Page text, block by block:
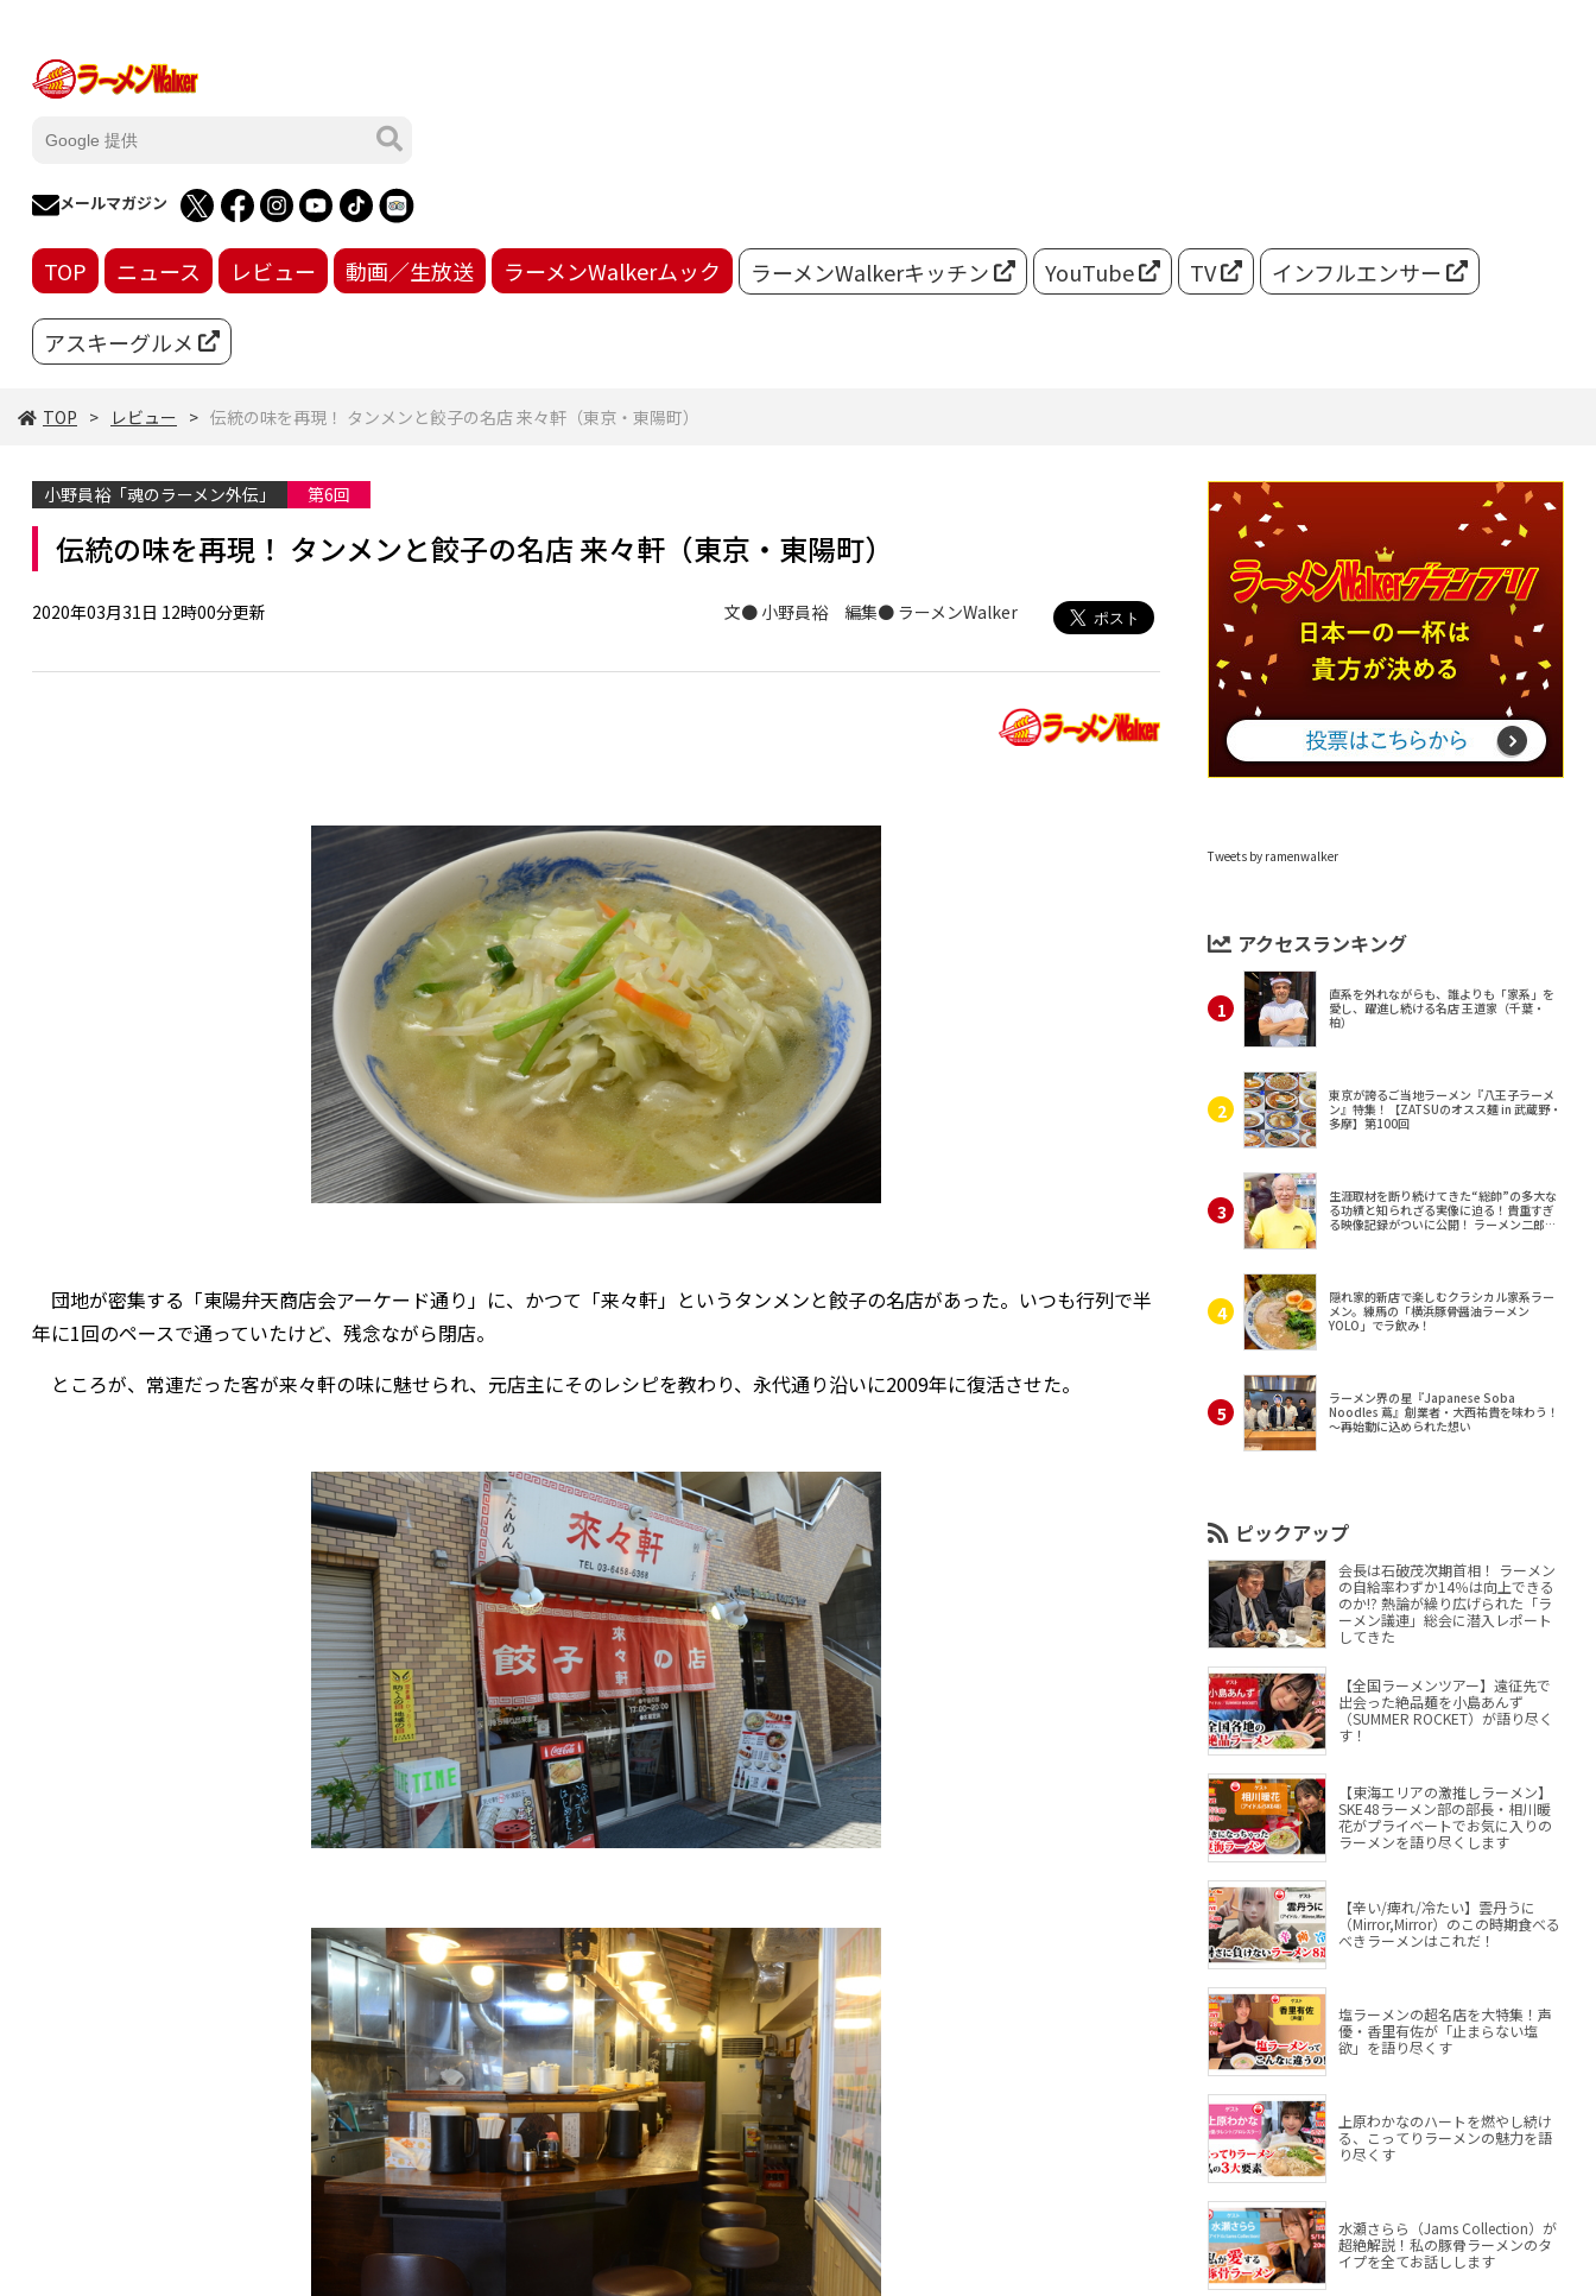
メールマガジン
TOP ニュース レビュー 動画／生放送 ラーメンWalkerムック ラーメンWalkerキッチン YouTube TV インフルエンサー
アスキーグルメ
TOP レビュー 伝統の味を再現！ タンメンと餃子の名店 来々軒（東京・東陽町）
小野員裕「魂のラーメン外伝」 第6回
伝統の味を再現！ タンメンと餃子の名店 来々軒（東京・東陽町）
2020年03月31日 12時00分更新 文● 小野員裕 編集● ラーメンWalker
団地が密集する「東陽弁天商店会アーケード通り」に、かつて「来々軒」というタンメンと餃子の名店があった。いつも行列で半
年に1回のペースで通っていたけど、残念ながら閉店。
ところが、常連だった客が来々軒の味に魅せられ、元店主にそのレシピを教わり、永代通り沿いに2009年に復活させた。
Tweets by ramenwalker
アクセスランキング
直系を外れながらも、誰よりも「家系」を
愛し、躍進し続ける名店 王道家（千葉・
柏）
東京が誇るご当地ラーメン『八王子ラーメ
ン』特集！【ZATSUのオスス麺 in 武蔵野・
多摩】第100回
生涯取材を断り続けてきた“総帥”の多大な
る功績と知られざる実像に迫る！貴重すぎ
る映像記録がついに公開！ ラーメン二郎
隠れ家的新店で楽しむクラシカル家系ラー
メン。練馬の「横浜豚骨醤油ラーメン
YOLO」でラ飲み！
ラーメン界の星『Japanese Soba
Noodles 蔦』創業者・大西祐貴を味わう！
～再始動に込められた想い
ピックアップ
会長は石破茂次期首相！ ラーメン
の自給率わずか14％は向上できる
のか!? 熱論が繰り広げられた「ラ
ーメン議連」総会に潜入レポート
してきた
【全国ラーメンツアー】遠征先で
出会った絶品麺を小島あんず
（SUMMER ROCKET）が語り尽く
す！
【東海エリアの激推しラーメン】
SKE48ラーメン部の部長・相川暖
花がプライベートでお気に入りの
ラーメンを語り尽くします
【辛い/痺れ/冷たい】雲丹うに
（Mirror,Mirror）のこの時期食べる
べきラーメンはこれだ！
塩ラーメンの超名店を大特集！声
優・香里有佐が「止まらない塩
欲」を語り尽くす
上原わかなのハートを燃やし続け
る、こってりラーメンの魅力を語
り尽くす
水瀬さらら（Jams Collection）が
超絶解説！私の豚骨ラーメンのタ
イプを全てお話しします